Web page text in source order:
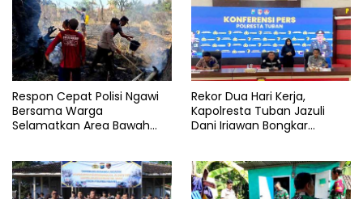
Respon Cepat Polisi Ngawi
Bersama Warga
Selamatkan Area Bawah
Rekor Dua Hari Kerja,
Kapolresta Tuban Jazuli
Dani Iriawan Bongkar